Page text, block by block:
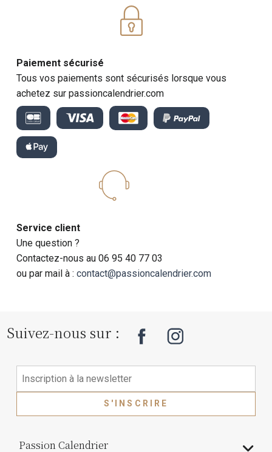
Paiement sécurisé
Tous vos paiements sont sécurisés lorsque vous
achetez sur passioncalendrier.com
Service client
Une question ?
Contactez-nous au 06 95 40 77 03
ou par mail à :contact@passioncalendrier.com
Suivez-nous sur :
S'INSCRIRE
Passion Calendrier